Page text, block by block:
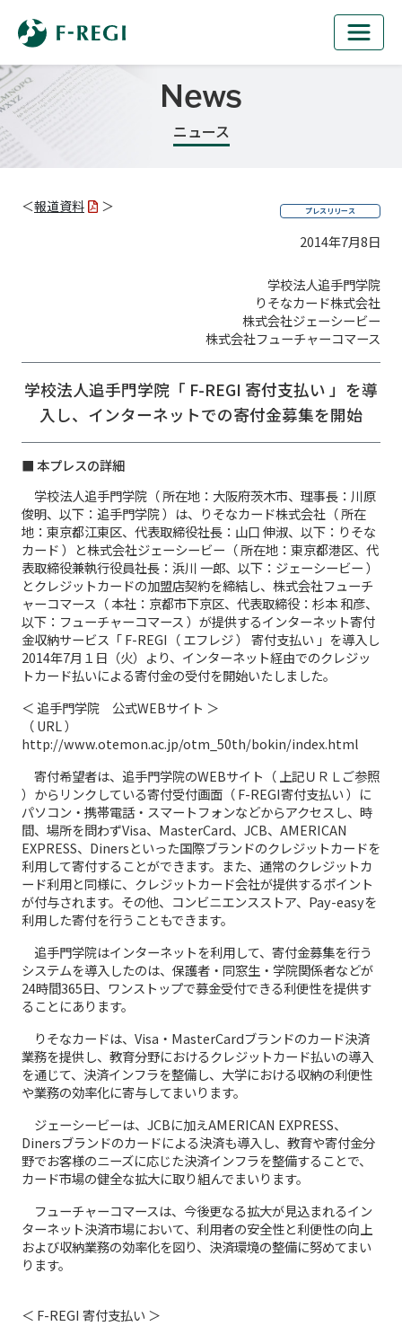
News
ニュース
＜報道資料 ＞ プレスリリース
2014年7月8日
学校法人追手門学院
りそなカード株式会社
株式会社ジェーシービー
株式会社フューチャーコマース
学校法人追手門学院「 F-REGI 寄付支払い 」を導
入し、 インターネットでの寄付金募集を開始
■ 本プレスの詳細
学校法人追手門学院（ 所在地：大阪府茨木市、理事長：川原
俊明、以下：追手門学院 ）は、りそなカード株式会社（ 所在
地：東京都江東区、代表取締役社長：山口 伸淑、以下：りそな
カード ）と株式会社ジェーシービー（ 所在地：東京都港区、代
表取締役兼執行役員社長：浜川 一郎、以下：ジェーシービー ）
とクレジットカードの加盟店契約を締結し、株式会社フューチ
ャーコマース（ 本社：京都市下京区、代表取締役：杉本 和彦、
以下：フューチャーコマース ）が提供するインターネット寄付
金収納サービス「 F-REGI（ エフレジ ） 寄付支払い 」を導入し
2014年7月１日（火）より、インターネット経由でのクレジッ
トカード払いによる寄付金の受付を開始いたしました。
＜ 追手門学院 公式WEBサイト ＞
（ URL ）
http://www.otemon.ac.jp/otm_50th/bokin/index.html
寄付希望者は、追手門学院のWEBサイト（ 上記ＵＲＬご参照
）からリンクしている寄付受付画面（ F-REGI寄付支払い ）に
パソコン・携帯電話・スマートフォンなどからアクセスし、時
間、場所を問わずVisa、MasterCard、JCB、AMERICAN
EXPRESS、Dinersといった国際ブランドのクレジットカードを
利用して寄付することができます。また、通常のクレジットカ
ード利用と同様に、クレジットカード会社が提供するポイント
が付与されます。その他、コンビニエンスストア、Pay-easyを
利用した寄付を行うこともできます。
追手門学院はインターネットを利用して、寄付金募集を行う
システムを導入したのは、保護者・同窓生・学院関係者などが
24時間365日、ワンストップで募金受付できる利便性を提供す
ることにあります。
りそなカードは、Visa・MasterCardブランドのカード決済
業務を提供し、教育分野におけるクレジットカード払いの導入
を通じて、決済インフラを整備し、大学における収納の利便性
や業務の効率化に寄与してまいります。
ジェーシービーは、JCBに加えAMERICAN EXPRESS、
Dinersブランドのカードによる決済も導入し、教育や寄付金分
野でお客様のニーズに応じた決済インフラを整備することで、
カード市場の健全な拡大に取り組んでまいります。
フューチャーコマースは、今後更なる拡大が見込まれるイン
ターネット決済市場において、利用者の安全性と利便性の向上
および収納業務の効率化を図り、決済環境の整備に努めてまい
ります。
＜ F-REGI 寄付支払い ＞